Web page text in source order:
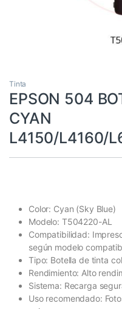
Tinta
EPSON 504
CYAN
L4150/L4160/
Color: Cyan (Sky Blue)
Modelo: T504220-AL
Compatibilidad:
según modelo
Tipo: Botella de tinta
Rendimiento: Alto
Sistema: Recarga
Uso recomendado: